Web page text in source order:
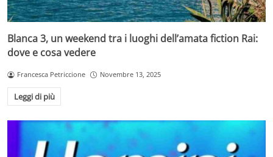
Blanca 3, un weekend tra i luoghi dell’amata fiction Rai:
dove e cosa vedere
Francesca Petriccione Novembre 13, 2025
Leggi di più